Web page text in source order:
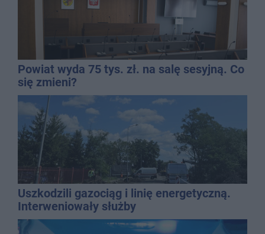
Powiat wyda 75 tys. zł. na salę sesyjną. Co
się zmieni?
Uszkodzili gazociąg i linię energetyczną.
Interweniowały służby